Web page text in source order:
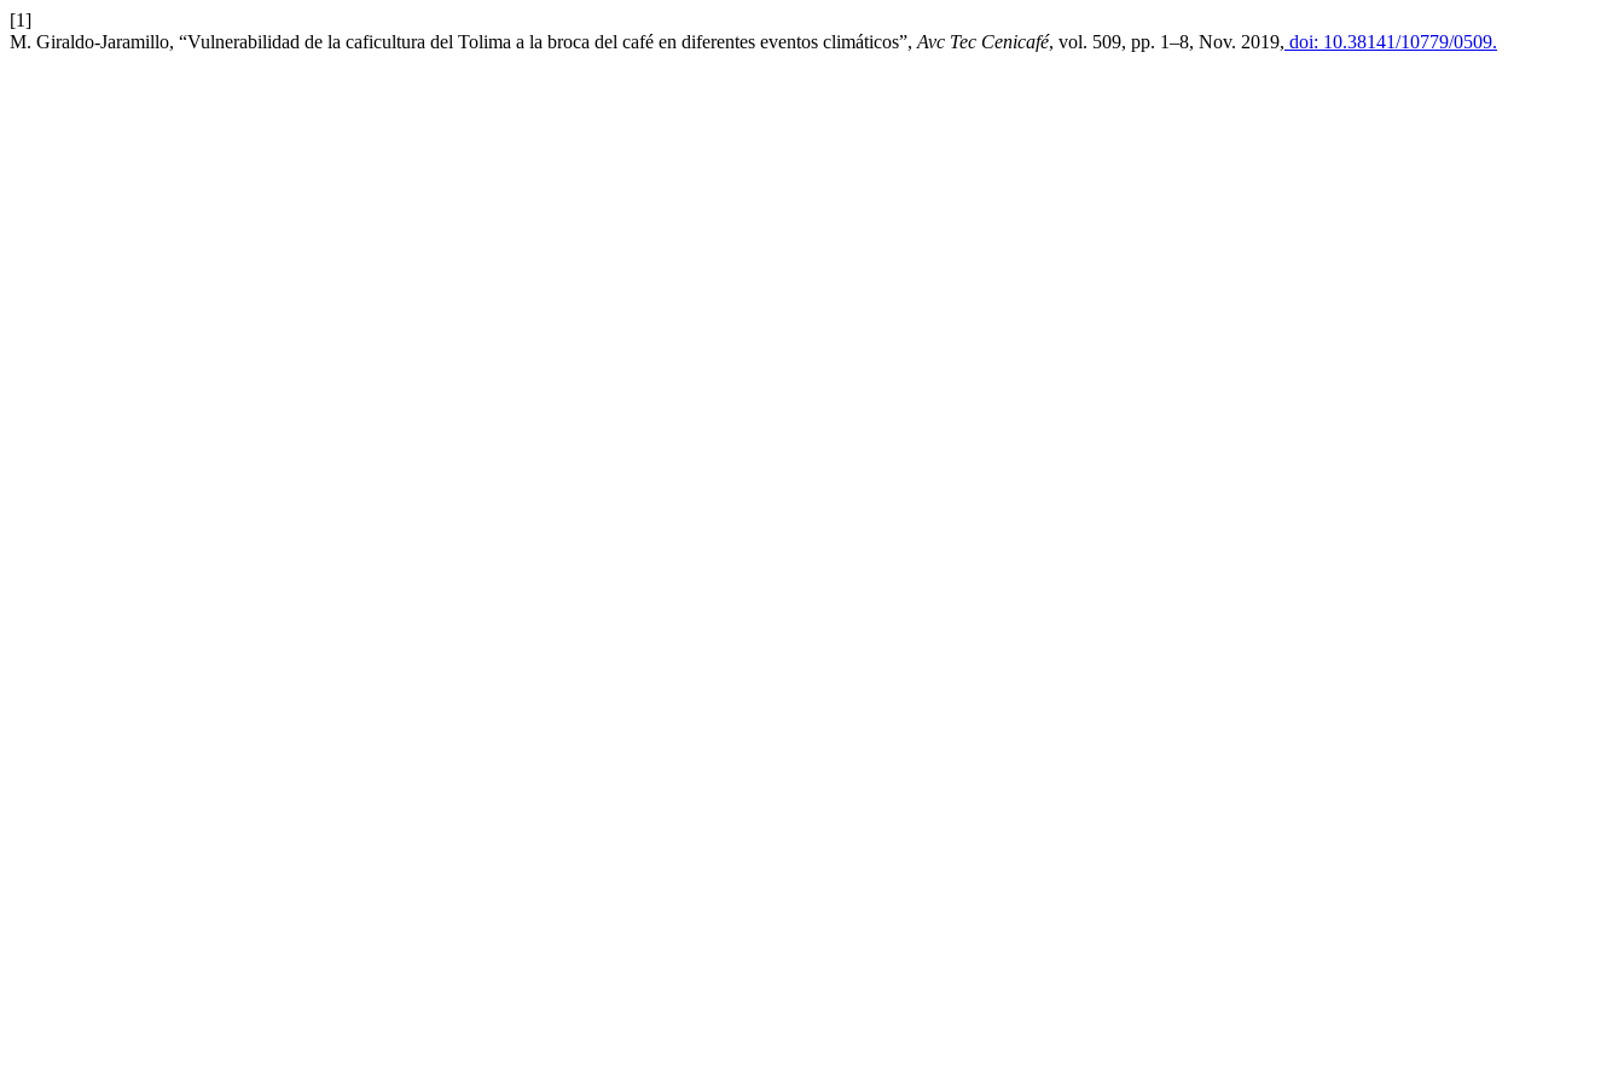
[1]
M. Giraldo-Jaramillo, “Vulnerabilidad de la caficultura del Tolima a la broca del café en diferentes eventos climáticos”, Avc Tec Cenicafé, vol. 509, pp. 1–8, Nov. 2019, doi: 10.38141/10779/0509.